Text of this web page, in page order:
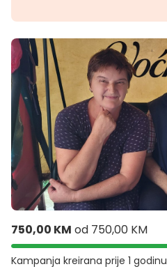
750,00 KM od 750,00 KM
Kampanja kreirana prije 1 godinu